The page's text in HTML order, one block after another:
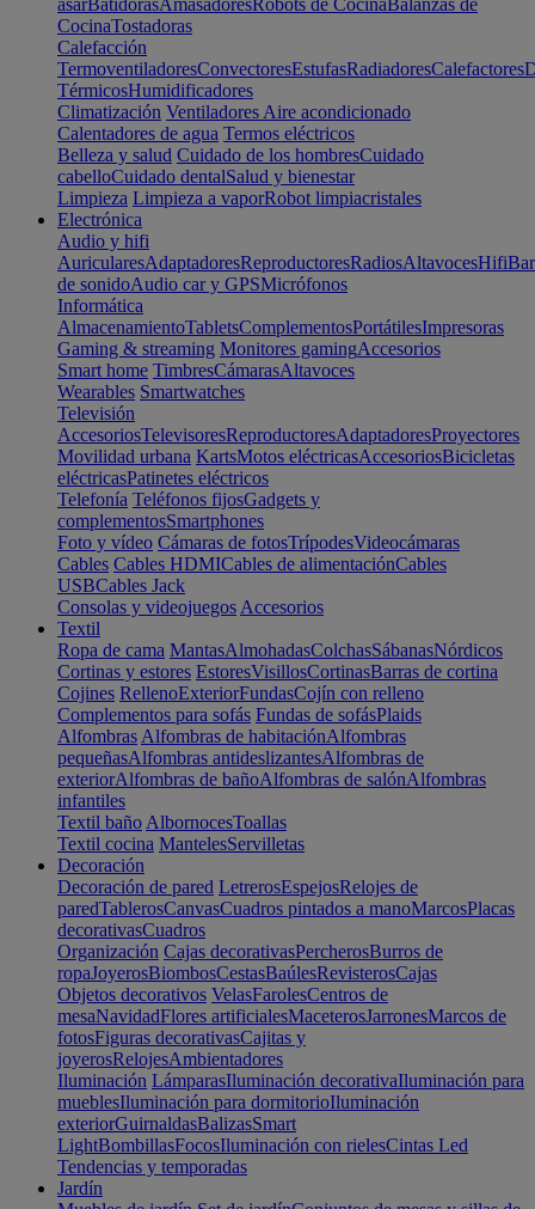
asarBatidorasAmasadoresRobots de CocinaBalanzas de
CocinaTostadoras
Calefacción
TermoventiladoresConvectoresEstufasRadiadoresCalefactores
TérmicosHumidificadores
Climatización Ventiladores Aire acondicionado
Calentadores de agua Termos eléctricos
Belleza y salud Cuidado de los hombresCuidado
cabelloCuidado dentalSalud y bienestar
Limpieza Limpieza a vaporRobot limpiacristales
Electrónica
Audio y hifi
AuricularesAdaptadoresReproductoresRadiosAltavocesHifi
de sonidoAudio car y GPSMicrófonos
Informática
AlmacenamientoTabletsComplementosPortátilesImpresoras
Gaming & streaming Monitores gamingAccesorios
Smart home TimbresCámarasAltavoces
Wearables Smartwatches
Televisión
AccesoriosTelevisoresReproductoresAdaptadoresProyectores
Movilidad urbana KartsMotos eléctricasAccesoriosBicicletas
eléctricasPatinetes eléctricos
Telefonía Teléfonos fijosGadgets y
complementosSmartphones
Foto y vídeo Cámaras de fotosTrípodesVideocámaras
Cables Cables HDMICables de alimentaciónCables
USBCables Jack
Consolas y videojuegos Accesorios
Textil
Ropa de cama MantasAlmohadasColchasSábanasNórdicos
Cortinas y estores EstoresVisillosCortinasBarras de cortina
Cojines RellenoExteriorFundasCojín con relleno
Complementos para sofás Fundas de sofásPlaids
Alfombras Alfombras de habitaciónAlfombras
pequeñasAlfombras antideslizantesAlfombras de
exteriorAlfombras de bañoAlfombras de salónAlfombras
infantiles
Textil baño AlbornocesToallas
Textil cocina MantelesServilletas
Decoración
Decoración de pared LetrerosEspejosRelojes de
paredTablerosCanvasCuadros pintados a manoMarcosPlacas
decorativasCuadros
Organización Cajas decorativasPercherosBurros de
ropaJoyerosBiombosCestasBaúlesRevisterosCajas
Objetos decorativos VelasFarolesCentros de
mesaNavidadFlores artificialesMaceterosJarronesMarcos de
fotosFiguras decorativasCajitas y
joyerosRelojesAmbientadores
Iluminación LámparasIluminación decorativaIluminación para
mueblesIluminación para dormitorioIluminación
exteriorGuirnaldasBalizasSmart
LightBombillasFocosIluminación con rielesCintas Led
Tendencias y temporadas
Jardín